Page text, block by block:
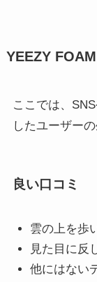
YEEZY
ここでは、
したユーザー
良い口コミ
雲の上を歩
見た目に反
他にはない